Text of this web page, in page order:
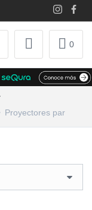
0
Proyectores par